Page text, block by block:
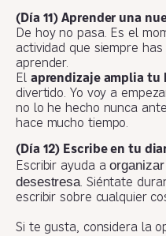
(Día 11) Aprender una
De hoy no pasa. Es el
actividad que siempre
aprender.
El aprendizaje amplia tu
divertido. Yo voy a
no lo he hecho nunca
hace mucho tiempo.
(Día 12) Escribe en tu
Escribir ayuda a
desestresa. Siéntate
escribir sobre cualquier
Si te gusta, considera la